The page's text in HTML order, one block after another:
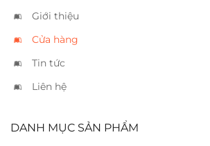
Giới thiệu
Cửa hàng
Tin tức
Liên hệ
DANH MỤC SẢN PHẨM